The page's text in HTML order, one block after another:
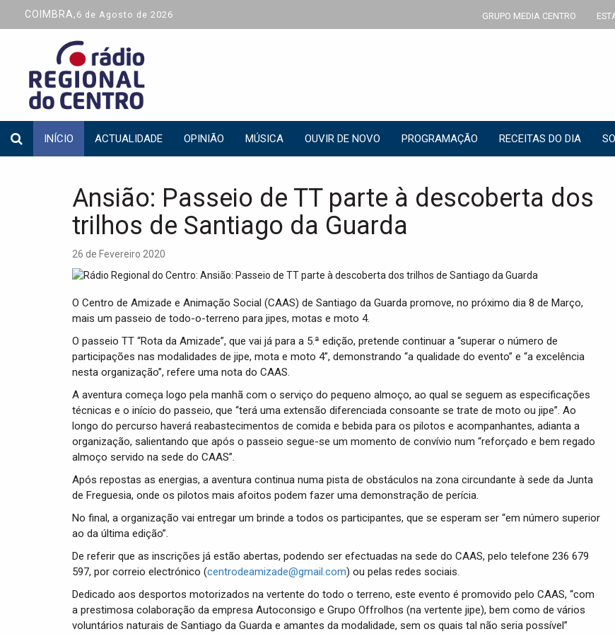
COIMBRA, 6 de Agosto de 2026 GRUPO MEDIA CENTRO
INÍCIO ACTUALIDADE OPINIÃO MÚSICA OUVIR DE NOVO PROGRAMAÇÃO RECEITAS DO DIA
Ansião: Passeio de TT parte à descoberta dos
trilhos de Santiago da Guarda
26 de Fevereiro 2020
O Centro de Amizade e Animação Social (CAAS) de Santiago da Guarda promove, no próximo dia 8 de Março,
mais um passeio de todo-o-terreno para jipes, motas e moto 4.
O passeio TT “Rota da Amizade”, que vai já para a 5.ª edição, pretende continuar a “superar o número de
participações nas modalidades de jipe, mota e moto 4”, demonstrando “a qualidade do evento” e “a excelência
nesta organização”, refere uma nota do CAAS.
A aventura começa logo pela manhã com o serviço do pequeno almoço, ao qual se seguem as especificações
técnicas e o início do passeio, que “terá uma extensão diferenciada consoante se trate de moto ou jipe”. Ao
longo do percurso haverá reabastecimentos de comida e bebida para os pilotos e acompanhantes, adianta a
organização, salientando que após o passeio segue-se um momento de convívio num “reforçado e bem regado
almoço servido na sede do CAAS”.
Após repostas as energias, a aventura continua numa pista de obstáculos na zona circundante à sede da Junta
de Freguesia, onde os pilotos mais afoitos podem fazer uma demonstração de perícia.
No final, a organização vai entregar um brinde a todos os participantes, que se esperam ser “em número superior
ao da última edição”.
De referir que as inscrições já estão abertas, podendo ser efectuadas na sede do CAAS, pelo telefone 236 679
597, por correio electrónico (centrodeamizade@gmail.com) ou pelas redes sociais.
Dedicado aos desportos motorizados na vertente do todo o terreno, este evento é promovido pelo CAAS, “com
a prestimosa colaboração da empresa Autoconsigo e Grupo Offrolhos (na vertente jipe), bem como de vários
voluntários naturais de Santiago da Guarda e amantes da modalidade, sem os quais tal não seria possível”